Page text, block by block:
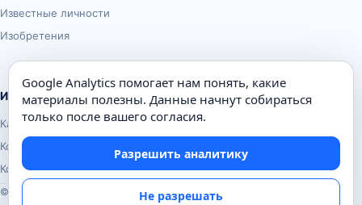
Известные личности
Изобретения
Информация
Карта сайта
Контакты
Конфиденциальность
© Почемуха.ру, 2010–2026
Google Analytics помогает нам понять, какие
материалы полезны. Данные начнут собираться
только после вашего согласия.
Разрешить аналитику
Не разрешать